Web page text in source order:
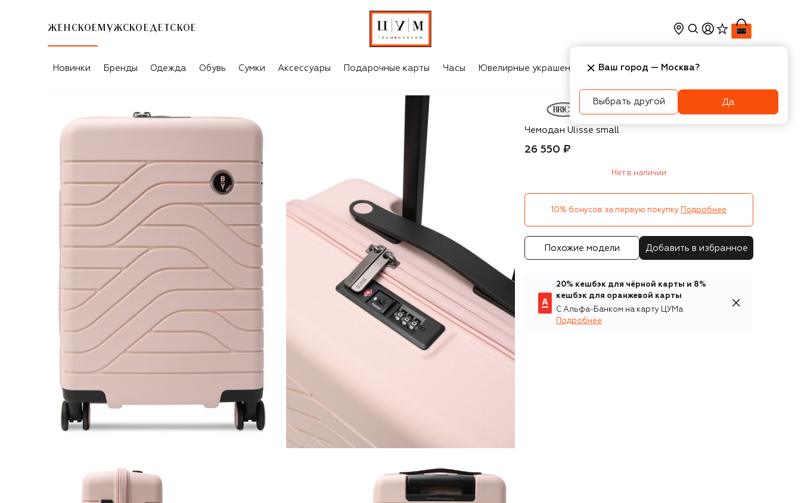
ЖЕНСКОЕ МУЖСКОЕ ДЕТСКОЕ
Новинки Бренды Одежда Обувь Сумки Аксессуары Подарочные карты Часы Ювелирные украшения Косметика Интерьер
Bric`s
Чемодан Ulisse small
26 550 ₽
Нет в наличии
10% бонусов за первую покупку Подробнее
Похожие модели Добавить в избранное
20% кешбэк для чёрной карты и 8%
кешбэк для оранжевой карты
С Альфа-Банком на карту ЦУМа
Подробнее
Ваш город — Москва?
Выбрать другой Да